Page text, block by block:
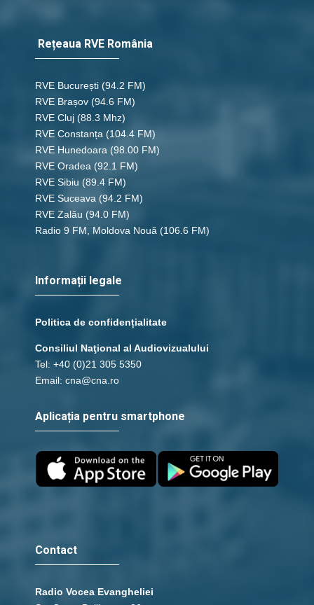
Rețeaua RVE România
RVE București (94.2 FM)
RVE Brașov (94.6 FM)
RVE Cluj (88.3 Mhz)
RVE Constanța (104.4 FM)
RVE Hunedoara (98.00 FM)
RVE Oradea (92.1 FM)
RVE Sibiu (89.4 FM)
RVE Suceava (94.2 FM)
RVE Zalău (94.0 FM)
Radio 9 FM, Moldova Nouă (106.6 FM)
Informații legale
Politica de confidențialitate
Consiliul Naţional al Audiovizualului
Tel: +40 (0)21 305 5350
Email: cna@cna.ro
Aplicația pentru smartphone
Contact
Radio Vocea Evangheliei